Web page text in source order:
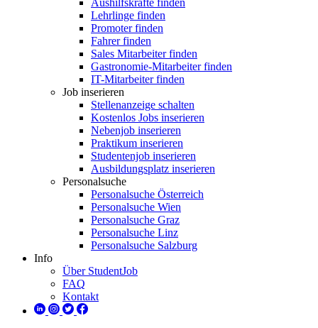
Aushilfskräfte finden
Lehrlinge finden
Promoter finden
Fahrer finden
Sales Mitarbeiter finden
Gastronomie-Mitarbeiter finden
IT-Mitarbeiter finden
Job inserieren
Stellenanzeige schalten
Kostenlos Jobs inserieren
Nebenjob inserieren
Praktikum inserieren
Studentenjob inserieren
Ausbildungsplatz inserieren
Personalsuche
Personalsuche Österreich
Personalsuche Wien
Personalsuche Graz
Personalsuche Linz
Personalsuche Salzburg
Info
Über StudentJob
FAQ
Kontakt